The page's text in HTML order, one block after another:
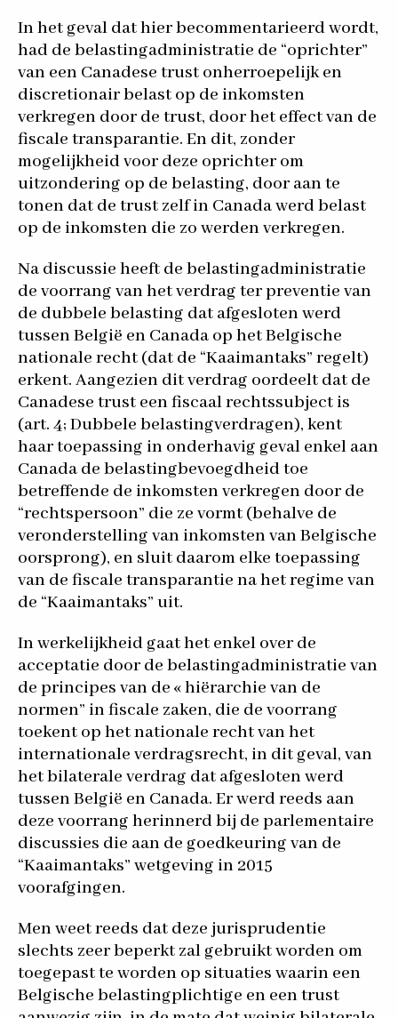
In het geval dat hier becommentarieerd wordt,
had de belastingadministratie de “oprichter”
van een Canadese trust onherroepelijk en
discretionair belast op de inkomsten
verkregen door de trust, door het effect van de
fiscale transparantie. En dit, zonder
mogelijkheid voor deze oprichter om
uitzondering op de belasting, door aan te
tonen dat de trust zelf in Canada werd belast
op de inkomsten die zo werden verkregen.
Na discussie heeft de belastingadministratie
de voorrang van het verdrag ter preventie van
de dubbele belasting dat afgesloten werd
tussen België en Canada op het Belgische
nationale recht (dat de “Kaaimantaks” regelt)
erkent. Aangezien dit verdrag oordeelt dat de
Canadese trust een fiscaal rechtssubject is
(art. 4; Dubbele belastingverdragen), kent
haar toepassing in onderhavig geval enkel aan
Canada de belastingbevoegdheid toe
betreffende de inkomsten verkregen door de
“rechtspersoon” die ze vormt (behalve de
veronderstelling van inkomsten van Belgische
oorsprong), en sluit daarom elke toepassing
van de fiscale transparantie na het regime van
de “Kaaimantaks” uit.
In werkelijkheid gaat het enkel over de
acceptatie door de belastingadministratie van
de principes van de « hiërarchie van de
normen” in fiscale zaken, die de voorrang
toekent op het nationale recht van het
internationale verdragsrecht, in dit geval, van
het bilaterale verdrag dat afgesloten werd
tussen België en Canada. Er werd reeds aan
deze voorrang herinnerd bij de parlementaire
discussies die aan de goedkeuring van de
“Kaaimantaks” wetgeving in 2015
voorafgingen.
Men weet reeds dat deze jurisprudentie
slechts zeer beperkt zal gebruikt worden om
toegepast te worden op situaties waarin een
Belgische belastingplichtige en een trust